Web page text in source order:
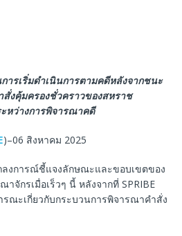
ารเริ่มดำเนินการตามคดีหลังจากชนะ
สั่งคุ้มครองชั่วคราวของสหราช
หว่างการพิจารณาคดี
)–06 สิงหาคม 2025
ลงการณ์ชี้แจงลักษณะและขอบเขตของ
จักรเมื่อเร็วๆ นี้ หลังจากที่ SPRIBE
ณะเกี่ยวกับกระบวนการพิจารณาคำสั่ง